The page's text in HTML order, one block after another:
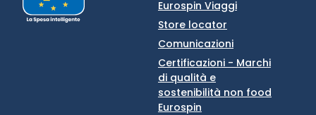
Eurospin Viaggi
Store locator
Comunicazioni
Certificazioni - Marchi
di qualità e
sostenibilità non food
Eurospin